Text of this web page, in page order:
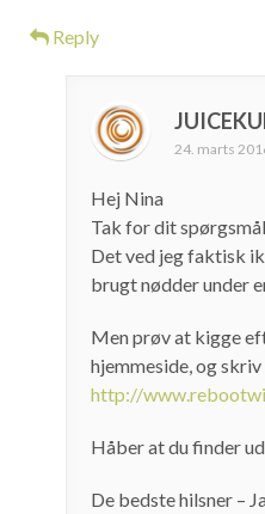
Reply
24. marts
Hej Nina
Tak for dit
Det ved jeg faktisk
brugt nødder under
Men prøv at kigge
hjemmeside, og
http://
Håber at du finder
De bedste hilsner –